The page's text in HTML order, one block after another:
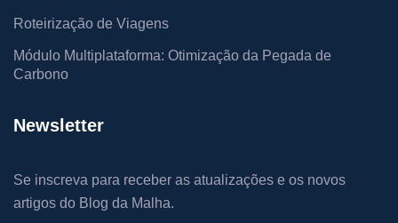
Roteirização de Viagens
Módulo Multiplataforma: Otimização da Pegada de
Carbono
Newsletter
Se inscreva para receber as atualizações e os novos
artigos do Blog da Malha.